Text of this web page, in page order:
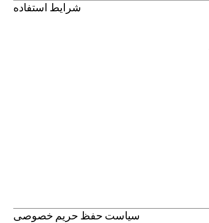
شرایط استفاده
سیاست حفظ حریم خصوصی